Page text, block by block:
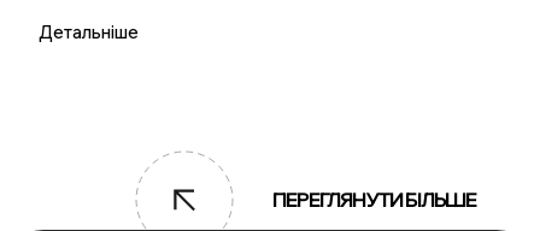
Детальніше
ПЕРЕГЛЯНУТИ БІЛЬШЕ